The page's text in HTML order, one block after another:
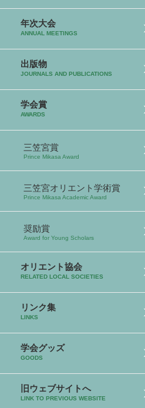
年次大会
ANNUAL MEETINGS
出版物
JOURNALS AND PUBLICATIONS
学会賞
AWARDS
三笠宮賞
Prince Mikasa Award
三笠宮オリエント学術賞
Prince Mikasa Academic Award
奨励賞
Award for Young Scholars
オリエント協会
RELATED LOCAL SOCIETIES
リンク集
LINKS
学会グッズ
GOODS
旧ウェブサイトへ
LINK TO PREVIOUS WEBSITE